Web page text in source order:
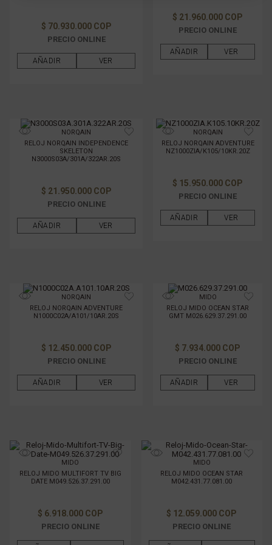
$ 70.930.000 COP
PRECIO ONLINE
AÑADIR VER
$ 21.960.000 COP
PRECIO ONLINE
AÑADIR VER
NORQAIN
RELOJ NORQAIN INDEPENDENCE
SKELETON
N3000S03A/301A/322AR.20S
$ 21.950.000 COP
PRECIO ONLINE
AÑADIR VER
NORQAIN
RELOJ NORQAIN ADVENTURE
NZ1000ZIA/K105/10KR.20Z
$ 15.950.000 COP
PRECIO ONLINE
AÑADIR VER
NORQAIN
RELOJ NORQAIN ADVENTURE
N1000C02A/A101/10AR.20S
$ 12.450.000 COP
PRECIO ONLINE
AÑADIR VER
MIDO
RELOJ MIDO OCEAN STAR
GMT M026.629.37.291.00
$ 7.934.000 COP
PRECIO ONLINE
AÑADIR VER
MIDO
RELOJ MIDO MULTIFORT TV BIG
DATE M049.526.37.291.00
$ 6.918.000 COP
PRECIO ONLINE
MIDO
RELOJ MIDO OCEAN STAR
M042.431.77.081.00
$ 12.059.000 COP
PRECIO ONLINE